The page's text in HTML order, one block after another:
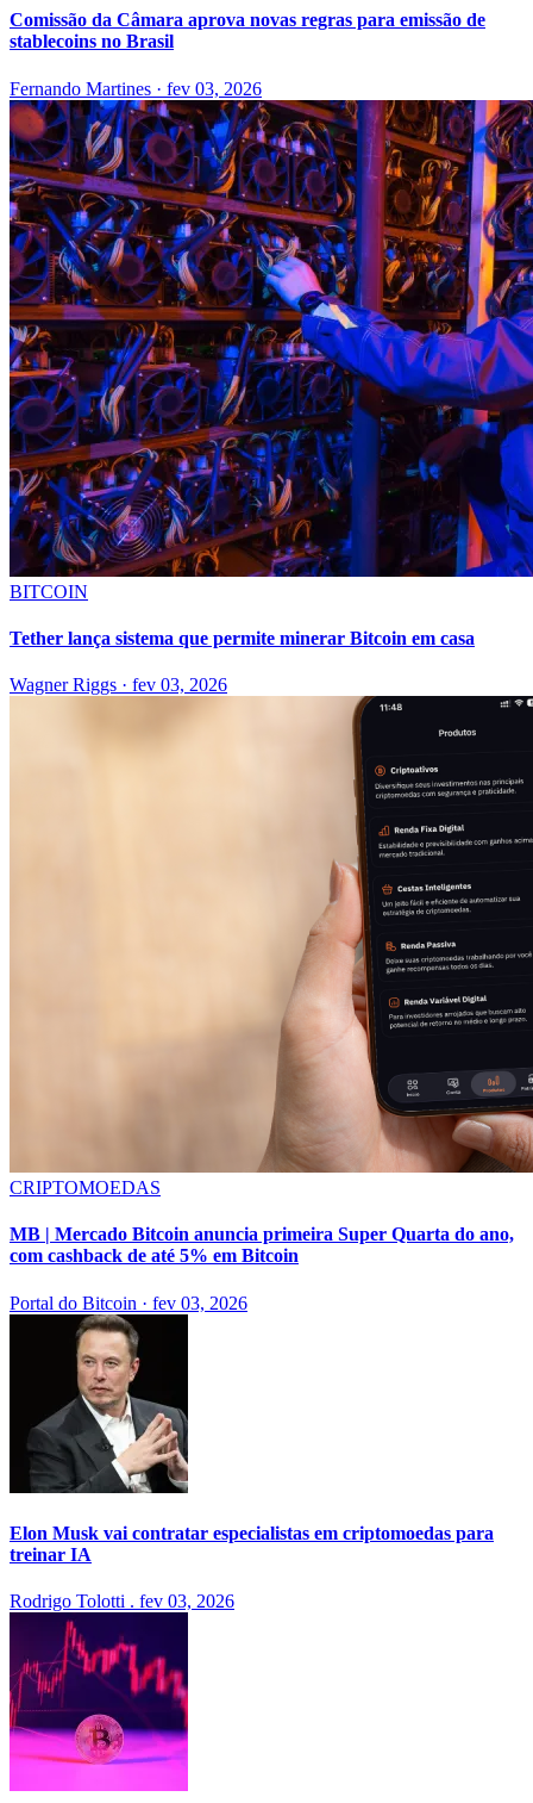
Comissão da Câmara aprova novas regras para emissão de
stablecoins no Brasil
Fernando Martines · fev 03, 2026
BITCOIN
Tether lança sistema que permite minerar Bitcoin em casa
Wagner Riggs · fev 03, 2026
CRIPTOMOEDAS
MB | Mercado Bitcoin anuncia primeira Super Quarta do ano,
com cashback de até 5% em Bitcoin
Portal do Bitcoin · fev 03, 2026
Elon Musk vai contratar especialistas em criptomoedas para
treinar IA
Rodrigo Tolotti . fev 03, 2026